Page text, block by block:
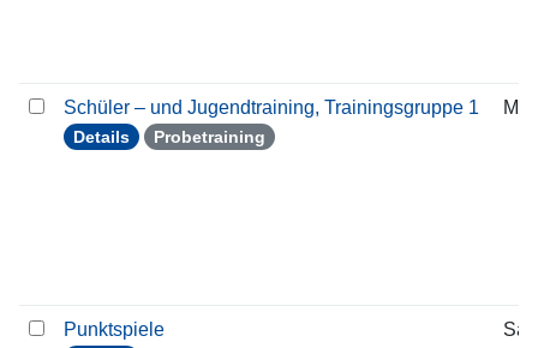
Schüler – und Jugendtraining, Trainingsgruppe 1
Details Probetraining
Punktspiele